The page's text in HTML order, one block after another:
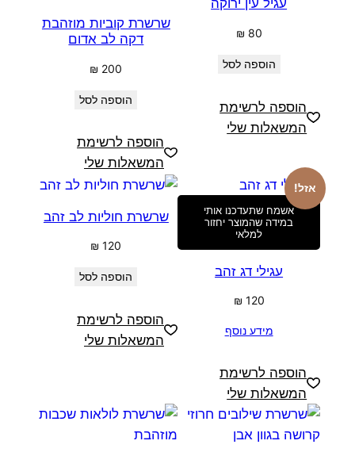
עגיל עין ירוקה
₪ 80
הוספה לסל
הוספה לרשימת
המשאלות שלי
שרשרת קוביות מוזהבת
דקה לב אדום
₪ 200
הוספה לסל
הוספה לרשימת
המשאלות שלי
אזל!
אשמח שתעדכנו אותי
במידה שהמוצר יחזור
למלאי
עגילי דג זהב
₪ 120
מידע נוסף
הוספה לרשימת
המשאלות שלי
שרשרת חוליות לב זהב
₪ 120
הוספה לסל
הוספה לרשימת
המשאלות שלי